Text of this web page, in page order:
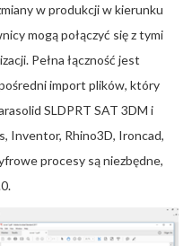
w produkcji w kierunku
mogą połączyć się z tymi
Pełna łączność jest
import plików, który
SLDPRT SAT 3DM i
Inventor, Rhino3D, Ironcad,
procesy są niezbędne,